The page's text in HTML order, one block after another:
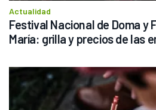
Actualidad
Festival Nacional de Doma y
María: grilla y precios de las